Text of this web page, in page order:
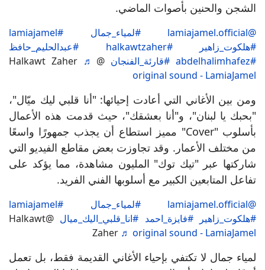
الشجن والحنين بأصوات الماضي.
@lamiajamel.official #لمياء_جمال
#lamiajamel
#هلكوت_زاهير
#halkawtzaher
#عبدالحليم_حافظ
#abdelhalimhafez
#قارئة_الفنجان @Halkawt Zaher
♬
original sound - LamiaJamel
ومن بين الأغاني التي أعادت إحيائها: "أنا قلبي ليك ميّال"،
"بحبك يا لبنان"، و"أنا بعشقك"، حيث قدمت هذه الأعمال
بأسلوب "Cover" مميز استطاع أن يجذب جمهورًا واسعًا
من مختلف الأعمار. وقد تجاوزت بعض مقاطع الفيديو التي
شاركتها عبر "تيك توك" المليون مشاهدة، مما يؤكد على
تفاعل المتابعين الكبير مع أسلوبها الفني الفريد.
@lamiajamel.official #لمياء_جمال
#lamiajamel
#هلكوت_زاهير
#فايزة_احمد #انا_قلبي_اليك_ميال
@Halkawt
Zaher ♬ original sound - LamiaJamel
لمياء جمال لا تكتفي بإحياء الأغاني القديمة فقط، بل تعمل